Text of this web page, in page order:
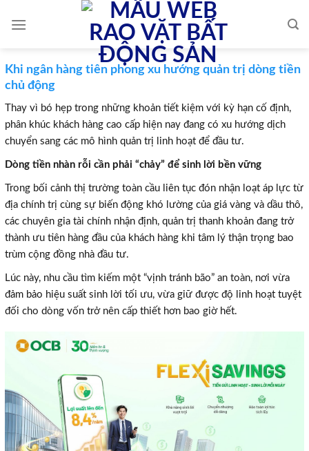
Khi ngân hàng tiên phong xu hướng quản trị dòng tiền
chủ động
Thay vì bó hẹp trong những khoản tiết kiệm với kỳ hạn cố định,
phân khúc khách hàng cao cấp hiện nay đang có xu hướng dịch
chuyển sang các mô hình quản trị linh hoạt để đầu tư.
Dòng tiền nhàn rỗi cần phải “chảy” để sinh lời bền vững
Trong bối cảnh thị trường toàn cầu liên tục đón nhận loạt áp lực từ
địa chính trị cùng sự biến động khó lường của giá vàng và dầu thô,
các chuyên gia tài chính nhận định, quản trị thanh khoản đang trở
thành ưu tiên hàng đầu của khách hàng khi tâm lý thận trọng bao
trùm cộng đồng nhà đầu tư.
Lúc này, nhu cầu tìm kiếm một “vịnh tránh bão” an toàn, nơi vừa
đảm bảo hiệu suất sinh lời tối ưu, vừa giữ được độ linh hoạt tuyệt
đối cho dòng vốn trở nên cấp thiết hơn bao giờ hết.